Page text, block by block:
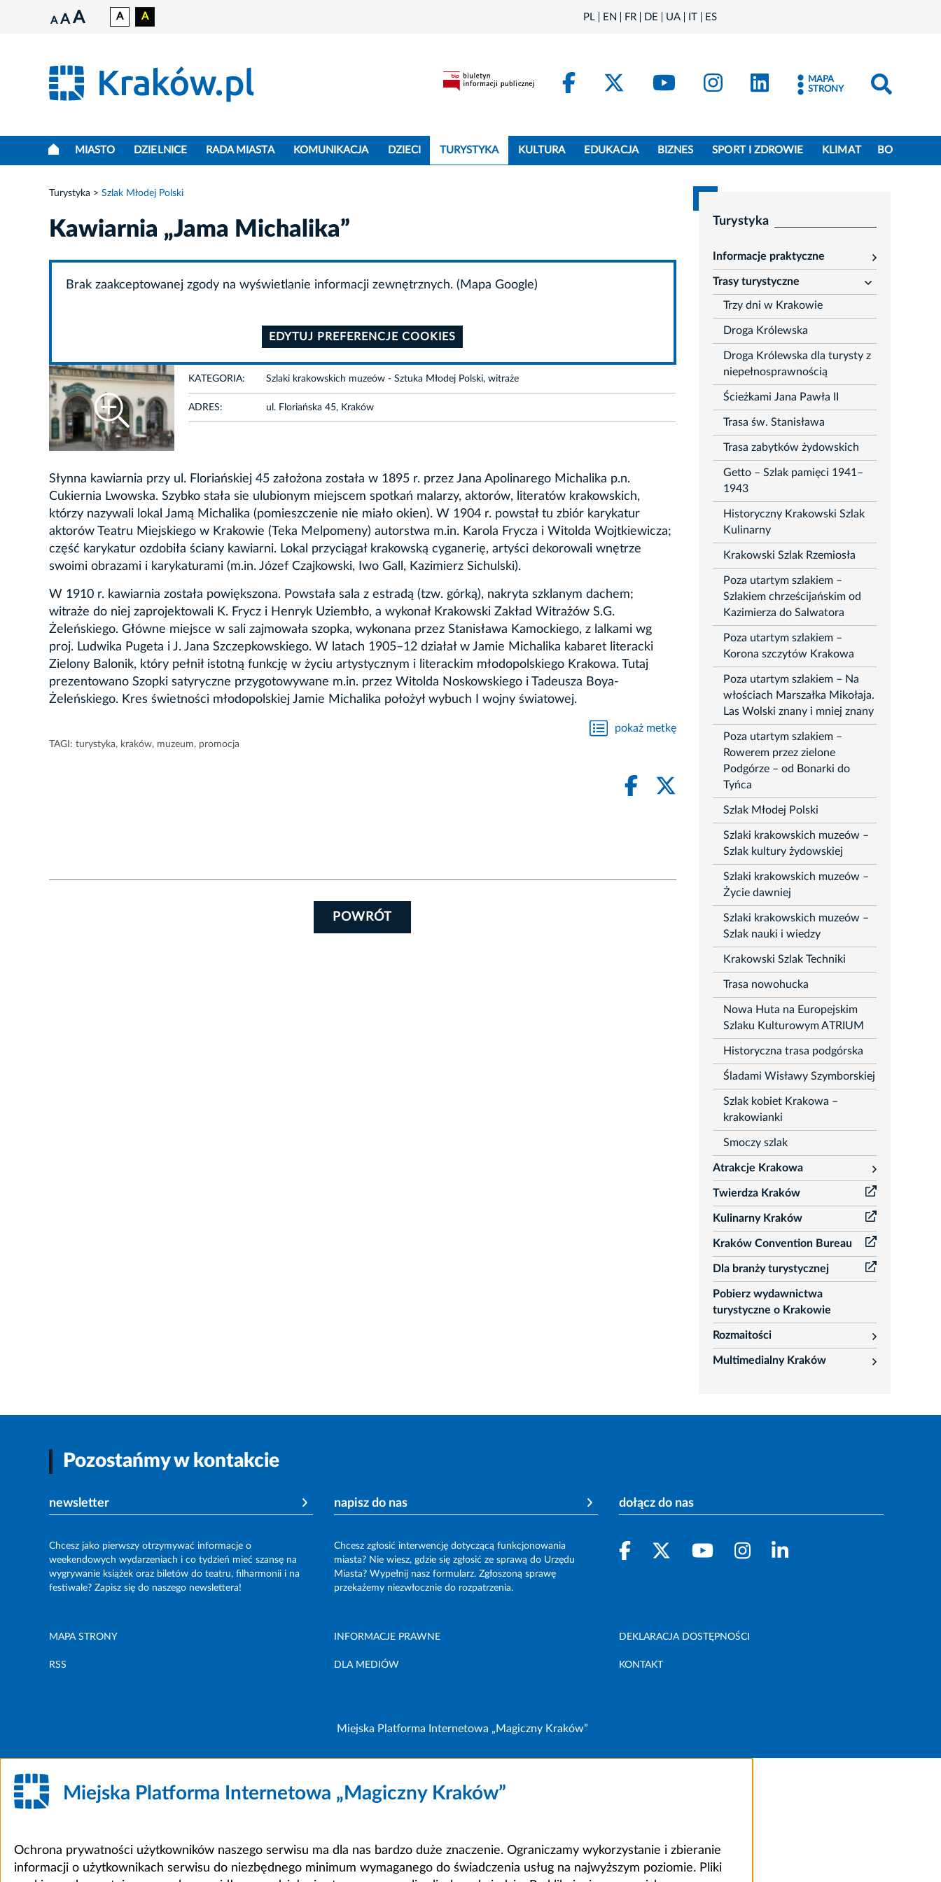
A A A A A PL EN FR DE UA IT ES
FacebookKraków - X
Kraków - YouTube
Kraków - Instagram
Kraków - LinkedIn
MAPA
STRONY
MIASTO DZIELNICE RADA MIASTA KOMUNIKACJA DZIECI TURYSTYKA KULTURA EDUKACJA BIZNES SPORT I ZDROWIE KLIMAT BO
Turystyka Szlak Młodej Polski
Kawiarnia „Jama Michalika”
Brak zaakceptowanej zgody na wyświetlanie informacji zewnętrznych. (Mapa Google)
EDYTUJ PREFERENCJE COOKIES
KATEGORIA: Szlaki krakowskich muzeów - Sztuka Młodej Polski, witraże
ADRES: ul. Floriańska 45, Kraków
Słynna kawiarnia przy ul. Floriańskiej 45 założona została w 1895 r. przez Jana Apolinarego Michalika p.n.
Cukiernia Lwowska. Szybko stała sie ulubionym miejscem spotkań malarzy, aktorów, literatów krakowskich,
którzy nazywali lokal Jamą Michalika (pomieszczenie nie miało okien). W 1904 r. powstał tu zbiór karykatur
aktorów Teatru Miejskiego w Krakowie (Teka Melpomeny) autorstwa m.in. Karola Frycza i Witolda Wojtkiewicza;
część karykatur ozdobiła ściany kawiarni. Lokal przyciągał krakowską cyganerię, artyści dekorowali wnętrze
swoimi obrazami i karykaturami (m.in. Józef Czajkowski, Iwo Gall, Kazimierz Sichulski).
W 1910 r. kawiarnia została powiększona. Powstała sala z estradą (tzw. górką), nakryta szklanym dachem;
witraże do niej zaprojektowali K. Frycz i Henryk Uziembło, a wykonał Krakowski Zakład Witrażów S.G.
Żeleńskiego. Główne miejsce w sali zajmowała szopka, wykonana przez Stanisława Kamockiego, z lalkami wg
proj. Ludwika Pugeta i J. Jana Szczepkowskiego. W latach 1905–12 działał w Jamie Michalika kabaret literacki
Zielony Balonik, który pełnił istotną funkcję w życiu artystycznym i literackim młodopolskiego Krakowa. Tutaj
prezentowano Szopki satyryczne przygotowywane m.in. przez Witolda Noskowskiego i Tadeusza Boya-
Żeleńskiego. Kres świetności młodopolskiej Jamie Michalika położył wybuch I wojny światowej.
pokaż metkę
TAGI: turystyka, kraków, muzeum, promocja
POWRÓT
Turystyka
Informacje praktyczne
rozwiń
Trasy turystyczne
rozwiń
Trzy dni w Krakowie
Droga Królewska
Droga Królewska dla turysty z
niepełnosprawnością
Ścieżkami Jana Pawła II
Trasa św. Stanisława
Trasa zabytków żydowskich
Getto – Szlak pamięci 1941–
1943
Historyczny Krakowski Szlak
Kulinarny
Krakowski Szlak Rzemiosła
Poza utartym szlakiem –
Szlakiem chrześcijańskim od
Kazimierza do Salwatora
Poza utartym szlakiem –
Korona szczytów Krakowa
Poza utartym szlakiem – Na
włościach Marszałka Mikołaja.
Las Wolski znany i mniej znany
Poza utartym szlakiem –
Rowerem przez zielone
Podgórze – od Bonarki do
Tyńca
Szlak Młodej Polski
Szlaki krakowskich muzeów –
Szlak kultury żydowskiej
Szlaki krakowskich muzeów –
Życie dawniej
Szlaki krakowskich muzeów –
Szlak nauki i wiedzy
Krakowski Szlak Techniki
Trasa nowohucka
Nowa Huta na Europejskim
Szlaku Kulturowym ATRIUM
Historyczna trasa podgórska
Śladami Wisławy Szymborskiej
Szlak kobiet Krakowa –
krakowianki
Smoczy szlak
Atrakcje Krakowa
rozwiń
Twierdza Kraków
Kulinarny Kraków
Kraków Convention Bureau
Dla branży turystycznej
Pobierz wydawnictwa
turystyczne o Krakowie
Rozmaitości
rozwiń
Multimedialny Kraków
rozwiń
Pozostańmy w kontakcie
newsletter
Chcesz jako pierwszy otrzymywać informacje o
weekendowych wydarzeniach i co tydzień mieć szansę na
wygrywanie książek oraz biletów do teatru, filharmonii i na
festiwale? Zapisz się do naszego newslettera!
napisz do nas
Chcesz zgłosić interwencję dotyczącą funkcjonowania
miasta? Nie wiesz, gdzie się zgłosić ze sprawą do Urzędu
Miasta? Wypełnij nasz formularz. Zgłoszoną sprawę
przekażemy niezwłocznie do rozpatrzenia.
dołącz do nas
MAPA STRONY INFORMACJE PRAWNE DEKLARACJA DOSTĘPNOŚCI
RSS DLA MEDIÓW KONTAKT
Miejska Platforma Internetowa „Magiczny Kraków”
Miejska Platforma Internetowa „Magiczny Kraków”
Ochrona prywatności użytkowników naszego serwisu ma dla nas bardzo duże znaczenie. Ograniczamy wykorzystanie i zbieranie
informacji o użytkownikach serwisu do niezbędnego minimum wymaganego do świadczenia usług na najwyższym poziomie. Pliki